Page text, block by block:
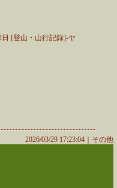
日 [登山・山行記録]-ヤ
2026/03/29 17:23:04｜ その他